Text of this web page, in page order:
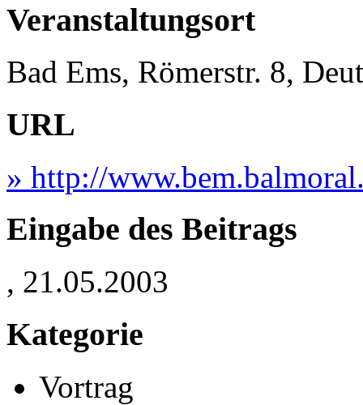
Veranstaltungsort
Bad Ems, Römerstr. 8,
URL
» http://
Eingabe des Beitrags
, 21.05.2003
Kategorie
Vortrag